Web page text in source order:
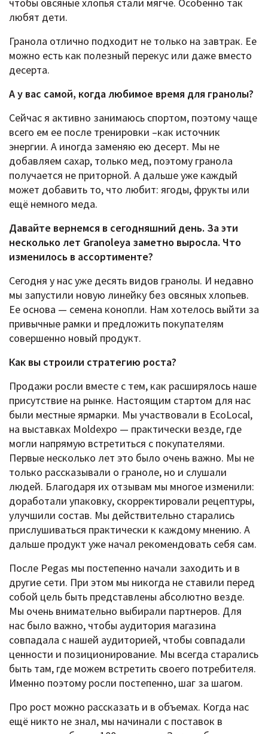
любят дети.
Гранола отлично подходит не только на завтрак. Ее
можно есть как полезный перекус или даже вместо
десерта.
А у вас самой, когда любимое время для гранолы?
Сейчас я активно занимаюсь спортом, поэтому чаще
всего ем ее после тренировки –как источник
энергии. А иногда заменяю ею десерт. Мы не
добавляем сахар, только мед, поэтому гранола
получается не приторной. А дальше уже каждый
может добавить то, что любит: ягоды, фрукты или
ещё немного меда.
Давайте вернемся в сегодняшний день. За эти
несколько лет Granoleya заметно выросла. Что
изменилось в ассортименте?
Сегодня у нас уже десять видов гранолы. И недавно
мы запустили новую линейку без овсяных хлопьев.
Ее основа — семена конопли. Нам хотелось выйти за
привычные рамки и предложить покупателям
совершенно новый продукт.
Как вы строили стратегию роста?
Продажи росли вместе с тем, как расширялось наше
присутствие на рынке. Настоящим стартом для нас
были местные ярмарки. Мы участвовали в EcoLocal,
на выставках Moldexpo — практически везде, где
могли напрямую встретиться с покупателями.
Первые несколько лет это было очень важно. Мы не
только рассказывали о граноле, но и слушали
людей. Благодаря их отзывам мы многое изменили:
доработали упаковку, скорректировали рецептуры,
улучшили состав. Мы действительно старались
прислушиваться практически к каждому мнению. А
дальше продукт уже начал рекомендовать себя сам.
После Pegas мы постепенно начали заходить и в
другие сети. При этом мы никогда не ставили перед
собой цель быть представлены абсолютно везде.
Мы очень внимательно выбирали партнеров. Для
нас было важно, чтобы аудитория магазина
совпадала с нашей аудиторией, чтобы совпадали
ценности и позиционирование. Мы всегда старались
быть там, где можем встретить своего потребителя.
Именно поэтому росли постепенно, шаг за шагом.
Про рост можно рассказать и в объемах. Когда нас
ещё никто не знал, мы начинали с поставок в